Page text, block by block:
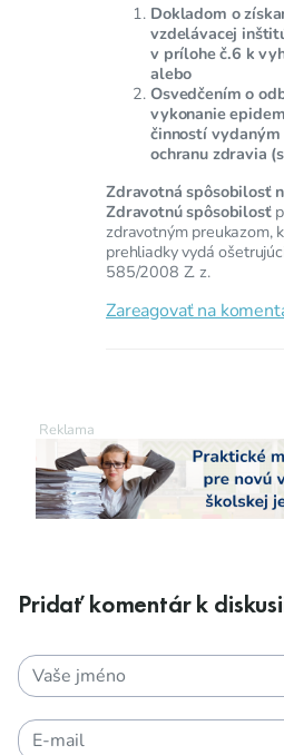
Dokladom o
vzdelávacej
v prílohe č.6 k
alebo
Osvedčením o
vykonanie
činností
ochranu zdravia
Zdravotná spôsobilosť
Zdravotnú spôsobilosť
zdravotným preukazom,
prehliadky vydá
585/2008 Z. z.
Zareagovať na
Pridať komentár k